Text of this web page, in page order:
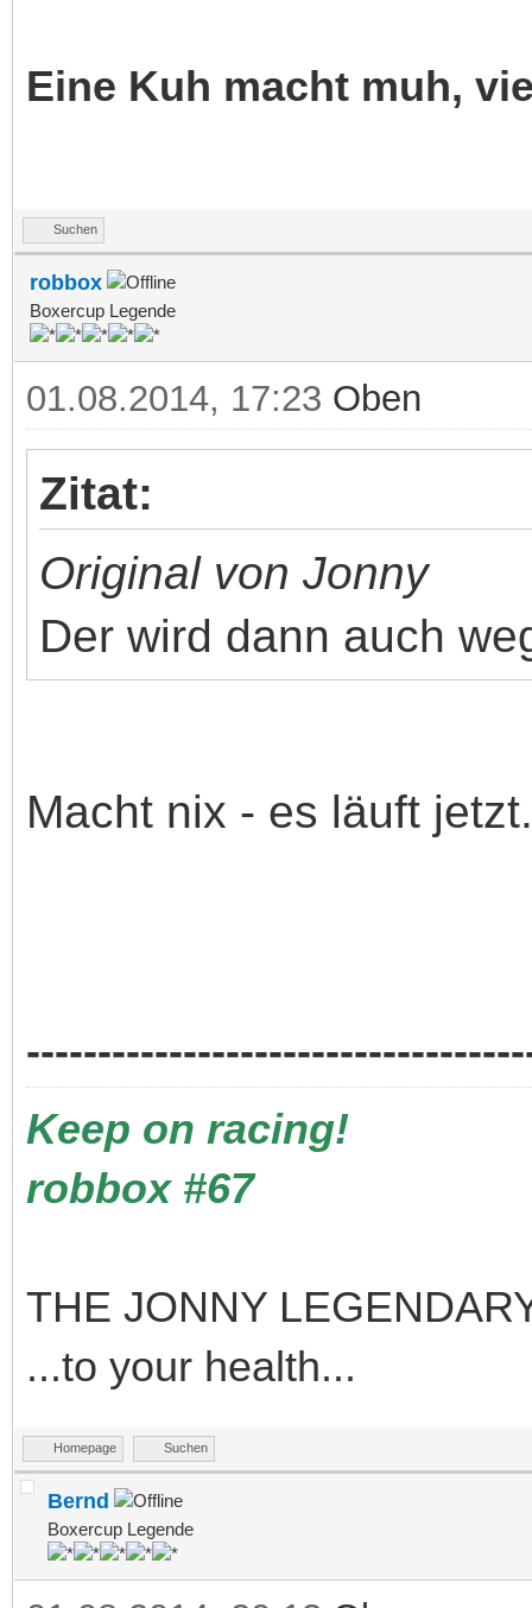
Eine Kuh macht muh,
Suchen
robbox
Boxercup Legende
01.08.2014, 17:23 Oben
Zitat:
Original von Jonny
Der wird dann auch
Macht nix - es läuft
Keep on racing!
robbox #67
THE JONNY
...to your health...
Homepage Suchen
Bernd
Boxercup Legende